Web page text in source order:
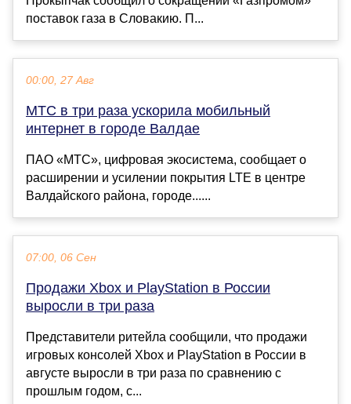
поставок газа в Словакию. П...
00:00, 27 Авг
МТС в три раза ускорила мобильный
интернет в городе Валдае
ПАО «МТС», цифровая экосистема, сообщает о
расширении и усилении покрытия LTE в центре
Валдайского района, городе......
07:00, 06 Сен
Продажи Xbox и PlayStation в России
выросли в три раза
Представители ритейла сообщили, что продажи
игровых консолей Xbox и PlayStation в России в
августе выросли в три раза по сравнению с
прошлым годом, с...